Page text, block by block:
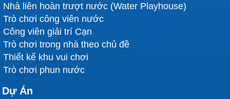
Nhà liên hoàn trượt nước (Water Playhouse)
Trò chơi công viên nước
Công viên giải trí Cạn
Trò chơi trong nhà theo chủ đề
Thiết kế khu vui chơi
Trò chơi phun nước
Dự Án